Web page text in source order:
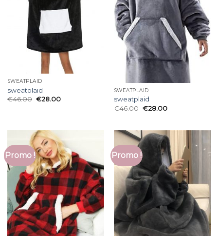
SWEATPLAID
sweatplaid
€46.00 €28.00
SWEATPLAID
sweatplaid
€46.00 €28.00
Promo ! Promo !